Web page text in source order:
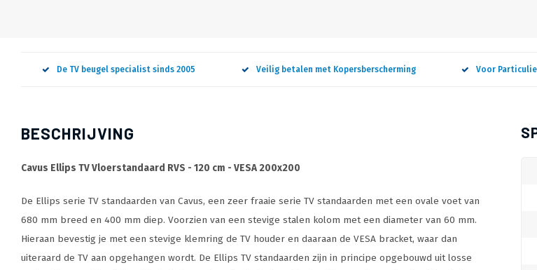
De TV beugel specialist sinds 2005 Veilig betalen met Kopersberscherming Voor
BESCHRIJVING
Cavus Ellips TV Vloerstandaard RVS - 120 cm - VESA 200x200
De Ellips serie TV standaarden van Cavus, een zeer fraaie serie TV standaarden met een ovale voet van
680 mm breed en 400 mm diep. Voorzien van een stevige stalen kolom met een diameter van 60 mm.
Hieraan bevestig je met een stevige klemring de TV houder en daaraan de VESA bracket, waar dan
uiteraard de TV aan opgehangen wordt. De Ellips TV standaarden zijn in principe opgebouwd uit losse